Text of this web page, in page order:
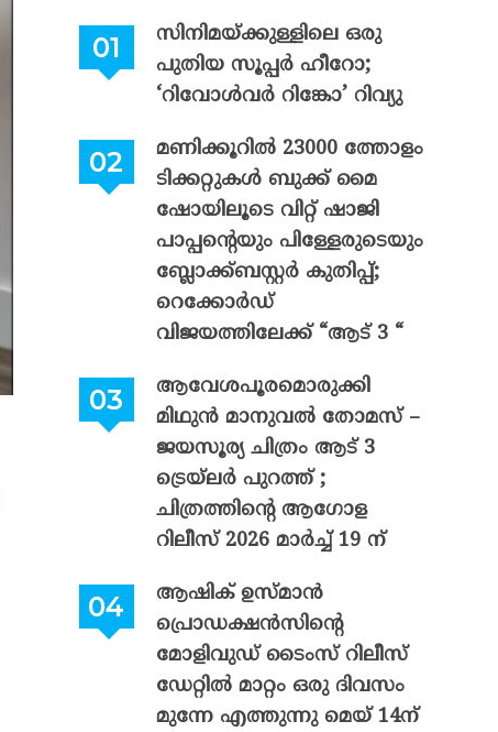
സിനിമയ്ക്കുള്ളിലെ ഒരു
പുതിയ സൂപ്പർ ഹീറോ;
‘റിവോൾവർ റിങ്കോ’ റിവ്യു
മണിക്കൂറിൽ 23000 ത്തോളം
ടിക്കറ്റുകൾ ബുക്ക് മൈ
ഷോയിലൂടെ വിറ്റ് ഷാജി
പാപ്പന്റെയും പിള്ളേരുടെയും
ബ്ലോക്ക്ബസ്റ്റർ കുതിപ്പ്;
റെക്കോർഡ്
വിജയത്തിലേക്ക് “ആട് 3 “
ആവേശപൂരമൊരുക്കി
മിഥുൻ മാനുവൽ തോമസ് –
ജയസൂര്യ ചിത്രം ആട് 3
ട്രെയ്‌ലർ പുറത്ത് ;
ചിത്രത്തിന്റെ ആഗോള
റിലീസ് 2026 മാർച്ച് 19 ന്
ആഷിക് ഉസ്മാൻ
പ്രൊഡക്ഷൻസിന്റെ
മോളിവുഡ് ടൈംസ് റിലീസ്
ഡേറ്റിൽ മാറ്റം ഒരു ദിവസം
മുന്നേ എത്തുന്നു മെയ് 14ന്